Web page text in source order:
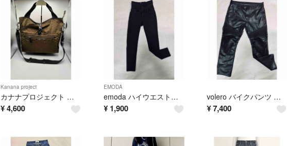
Kanana project
カナナプロジェクト カナナモノグラム ショルダーバッグ ブラウン 2way
¥4,600
EMODA
emoda ハイウエストストレッチジーンズ スキニー XS 黒
¥ 1,900
volero バイクパンツ フェイクレザー 4XL 黒 膝パッド付き
¥ 7,400